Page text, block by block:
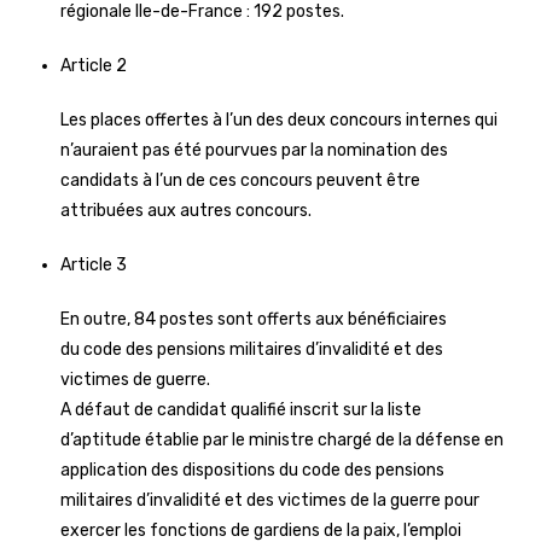
régionale Ile-de-France : 192 postes.
Article 2
Les places offertes à l’un des deux concours internes qui
n’auraient pas été pourvues par la nomination des
candidats à l’un de ces concours peuvent être
attribuées aux autres concours.
Article 3
En outre, 84 postes sont offerts aux bénéficiaires
du code des pensions militaires d’invalidité et des
victimes de guerre.
A défaut de candidat qualifié inscrit sur la liste
d’aptitude établie par le ministre chargé de la défense en
application des dispositions du code des pensions
militaires d’invalidité et des victimes de la guerre pour
exercer les fonctions de gardiens de la paix, l’emploi